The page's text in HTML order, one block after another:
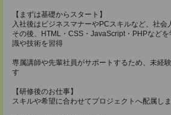
【まずは基礎からスタート】
入社後はビジネスマナーやPCスキルなど、社会
その後、HTML・CSS・JavaScript・PHPなど
識や技術を習得
専属講師や先輩社員がサポートするため、未経
す
【研修後のお仕事】
スキルや希望に合わせてプロジェクトへ配属し